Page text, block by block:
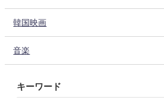
韓国映画
音楽
キーワード